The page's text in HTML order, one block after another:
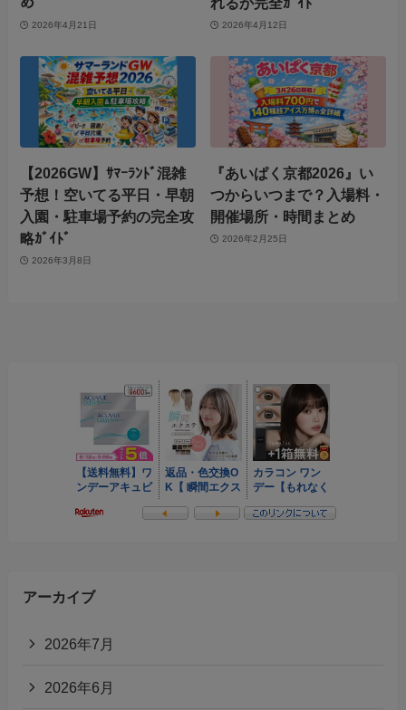
2026年4月21日 2026年4月12日
【2026GW】ｻﾏｰﾗﾝﾄﾞ混雑
予想！空いてる平日・早朝
入園・駐車場予約の完全攻
略ｶﾞｲﾄﾞ
2026年3月8日
『あいぱく京都2026』い
つからいつまで？入場料・
開催場所・時間まとめ
2026年2月25日
アーカイブ
2026年7月
2026年6月